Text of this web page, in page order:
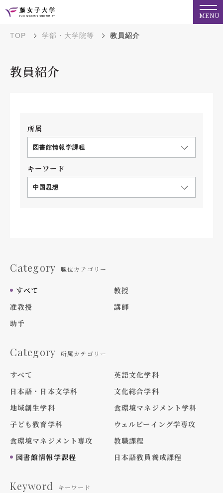
MENU
TOP 学部・大学院等 教員紹介
教員紹介
所属
図書館情報学課程
キーワード
中国思想
Category 職位カテゴリー
すべて
教授
准教授
講師
助手
Category 所属カテゴリー
すべて
英語文化学科
日本語・日本文学科
文化総合学科
地域創生学科
食環境マネジメント学科
子ども教育学科
ウェルビーイング学専攻
食環境マネジメント専攻
教職課程
図書館情報学課程
日本語教員養成課程
Keyword キーワード